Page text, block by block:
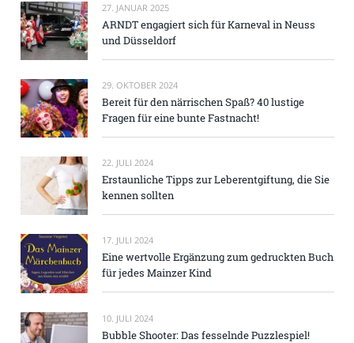
27. JANUAR 2025
ARNDT engagiert sich für Karneval in Neuss
und Düsseldorf
29. OKTOBER 2024
Bereit für den närrischen Spaß? 40 lustige
Fragen für eine bunte Fastnacht!
22. JULI 2024
Erstaunliche Tipps zur Leberentgiftung, die Sie
kennen sollten
17. JULI 2024
Eine wertvolle Ergänzung zum gedruckten Buch
für jedes Mainzer Kind
10. JULI 2024
Bubble Shooter: Das fesselnde Puzzlespiel!